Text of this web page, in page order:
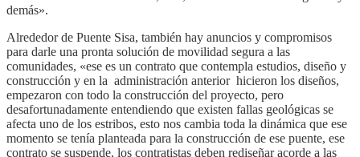
demás».
Alrededor de Puente Sisa, también hay anuncios y compromisos
para darle una pronta solución de movilidad segura a las
comunidades, «ese es un contrato que contempla estudios, diseño y
construcción y en la administración anterior hicieron los diseños,
empezaron con todo la construcción del proyecto, pero
desafortunadamente entendiendo que existen fallas geológicas se
afecta uno de los estribos, esto nos cambia toda la dinámica que ese
momento se tenía planteada para la construcción de ese puente, ese
contrato se suspende, los contratistas deben rediseñar acorde a las